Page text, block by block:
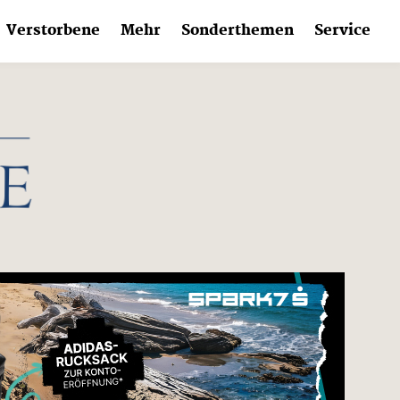
Verstorbene Mehr Sonderthemen Service